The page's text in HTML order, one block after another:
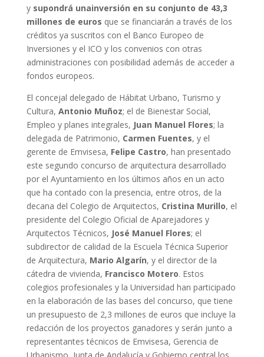
y supondrá unainversión en su conjunto de 43,3
millones de euros que se financiarán a través de los
créditos ya suscritos con el Banco Europeo de
Inversiones y el ICO y los convenios con otras
administraciones con posibilidad además de acceder a
fondos europeos.
El concejal delegado de Hábitat Urbano, Turismo y
Cultura, Antonio Muñoz; el de Bienestar Social,
Empleo y planes integrales, Juan Manuel Flores; la
delegada de Patrimonio, Carmen Fuentes, y el
gerente de Emvisesa, Felipe Castro, han presentado
este segundo concurso de arquitectura desarrollado
por el Ayuntamiento en los últimos años en un acto
que ha contado con la presencia, entre otros, de la
decana del Colegio de Arquitectos, Cristina Murillo, el
presidente del Colegio Oficial de Aparejadores y
Arquitectos Técnicos, José Manuel Flores; el
subdirector de calidad de la Escuela Técnica Superior
de Arquitectura, Mario Algarín, y el director de la
cátedra de vivienda, Francisco Motero. Estos
colegios profesionales y la Universidad han participado
en la elaboración de las bases del concurso, que tiene
un presupuesto de 2,3 millones de euros que incluye la
redacción de los proyectos ganadores y serán junto a
representantes técnicos de Emvisesa, Gerencia de